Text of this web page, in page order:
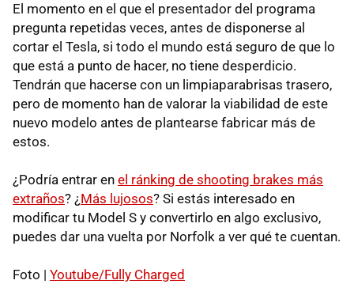
El momento en el que el presentador del programa
pregunta repetidas veces, antes de disponerse al
cortar el Tesla, si todo el mundo está seguro de que lo
que está a punto de hacer, no tiene desperdicio.
Tendrán que hacerse con un limpiaparabrisas trasero,
pero de momento han de valorar la viabilidad de este
nuevo modelo antes de plantearse fabricar más de
estos.
¿Podría entrar en el ránking de shooting brakes más
extraños? ¿ Más lujosos? Si estás interesado en
modificar tu Model S y convertirlo en algo exclusivo,
puedes dar una vuelta por Norfolk a ver qué te cuentan.
Foto | Youtube/Fully Charged